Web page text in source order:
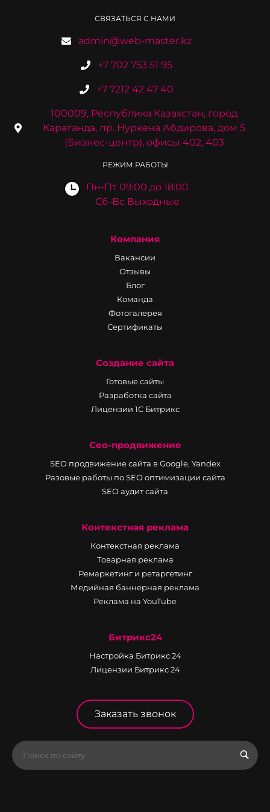
СВЯЗАТЬСЯ С НАМИ
admin@web-master.kz
+7 702 753 51 95
+7 7212 42 47 40
100009, Республика Казахстан, город
Караганда, пр. Нуркена Абдирова, дом 5
(Бизнес-центр), офисы 402, 403
РЕЖИМ РАБОТЫ
Пн-Пт 09:00 до 18:00
Сб-Вс Выходные
Компания
Вакансии
Отзывы
Блог
Команда
Фотогалерея
Сертификаты
Создание сайта
Готовые сайты
Разработка сайта
Лицензии 1С Битрикс
Сео-продвижение
SEO продвижение сайта в Google, Yandex
Разовые работы по SEO оптимизации сайта
SEO аудит сайта
Контекстная реклама
Контекстная реклама
Товарная реклама
Ремаркетинг и ретаргетинг
Медийная баннерная реклама
Реклама на YouTube
Битрикс24
Настройка Битрикс 24
Лицензии Битрикс 24
Заказать звонок